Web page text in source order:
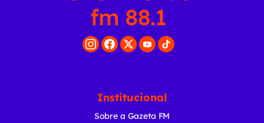
Institucional
Sobre a Gazeta FM